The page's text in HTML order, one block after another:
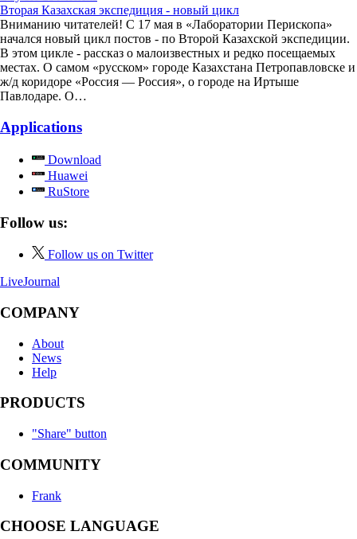
Вторая Казахская экспедиция - новый цикл
Вниманию читателей! С 17 мая в «Лаборатории Перископа»
начался новый цикл постов - по Второй Казахской экспедиции.
В этом цикле - рассказ о малоизвестных и редко посещаемых
местах. О самом «русском» городе Казахстана Петропавловске и
ж/д коридоре «Россия — Россия», о городе на Иртыше
Павлодаре. О…
Applications
Download
Huawei
RuStore
Follow us:
Follow us on Twitter
LiveJournal
COMPANY
About
News
Help
PRODUCTS
"Share" button
COMMUNITY
Frank
CHOOSE LANGUAGE